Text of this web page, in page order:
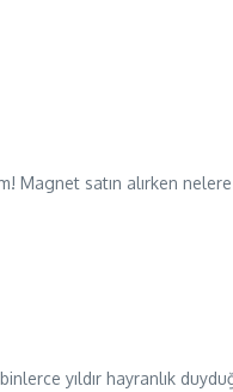
Magnet satın alırken
yıldır hayranlık